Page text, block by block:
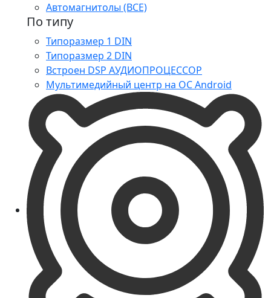
Автомагнитолы (ВСЕ)
По типу
Типоразмер 1 DIN
Типоразмер 2 DIN
Встроен DSP АУДИОПРОЦЕССОР
Мультимедийный центр на ОС Android